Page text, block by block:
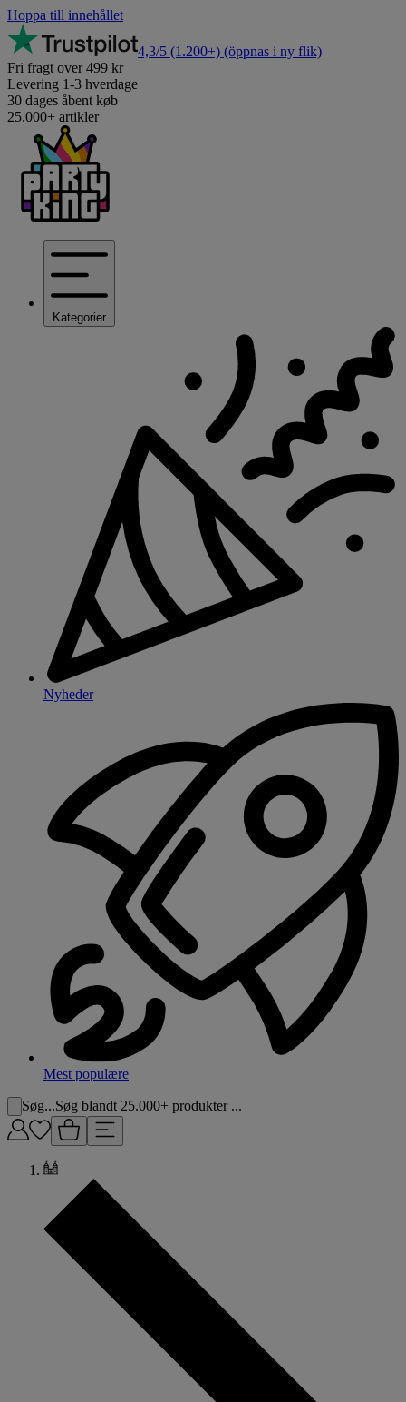
Hoppa till innehållet
4,3/5 (1.200+) (öppnas i ny flik)
Fri fragt over 499 kr
Levering 1-3 hverdage
30 dages åbent køb
25.000+ artikler
Kategorier
Nyheder
Mest populære
Søg...Søg blandt 25.000+ produkter ...